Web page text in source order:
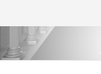
Inhalt
springen